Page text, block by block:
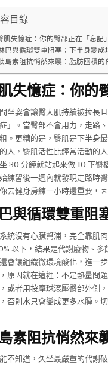
目錄
肌失憶症：你的臀部正在「忘記
巴與循環雙重阻塞：下半身變成
島素阻抗悄然來襲：脂肪囤積的
失憶症：你的
坐姿會讓臀大肌持續被拉長
」。當臀部不會用力，走路
。更糟的是，臀肌是下半身
人，臀肌活性比經常活動的
30 分鐘就站起來做 10 下臀
練習後一週內就發現走路時
去健身房練一小時還重要，
與循環雙重阻
統沒有心臟幫浦，完全靠肌
以下，結果是代謝廢物、
會讓組織微環境酸化，進一
原因就在這裡：不是熱量問
或者用按摩球滾壓臀部外側
否則水只會變成更多水腫。
素阻抗悄然來
不知道，久坐最嚴重的代謝